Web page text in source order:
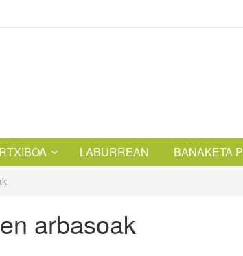
LABURREAN BANAKETA
arbasoak